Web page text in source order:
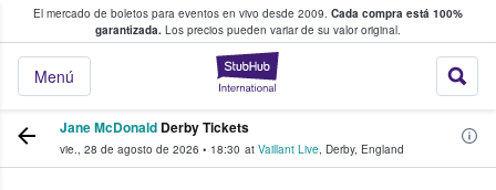
El mercado de boletos para eventos en vivo desde 2009. Cada compra está 100%
garantizada. Los precios pueden variar de su valor original.
StubHub: donde
Menú
fans compran y venden boletos
Jane McDonald Derby Tickets
vie., 28 de agosto de 2026 • 18:30 at Vaillant Live, Derby, England